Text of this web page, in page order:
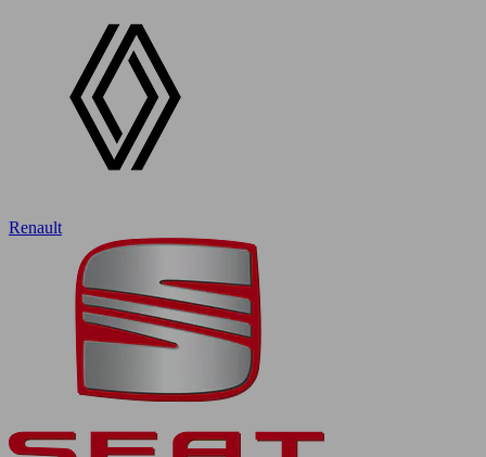
Renault